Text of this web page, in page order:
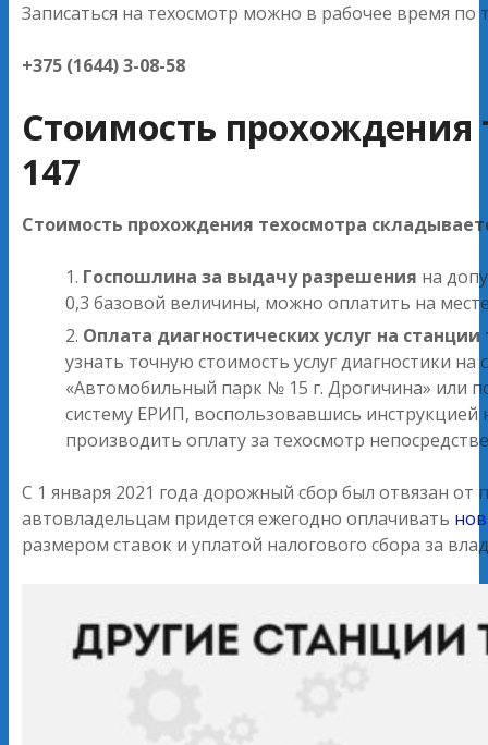
Записаться на техосмотр можно в рабочее время по
+375 (1644) 3-08-58
Стоимость прохождения
147
Стоимость прохождения техосмотра
Госпошлина за выдачу разрешения на
0,3 базовой величины, можно оплатить на
Оплата диагностических услуг на станции
узнать точную стоимость услуг диагностики
«Автомобильный парк № 15 г. Дрогичина» или
систему ЕРИП, воспользовавшись
производить оплату за техосмотр
С 1 января 2021 года дорожный сбор был отвязан
автовладельцам придется ежегодно оплачивать
размером ставок и уплатой налогового сбора за